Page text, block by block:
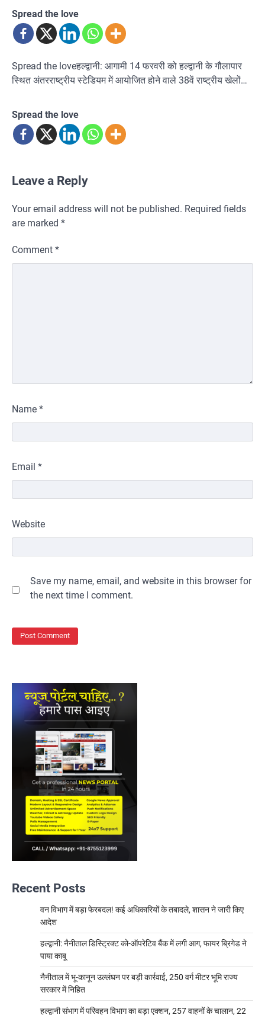
Spread the love
Spread the loveहल्द्वानी: आगामी 14 फरवरी को हल्द्वानी के गौलापार
स्थित अंतरराष्ट्रीय स्टेडियम में आयोजित होने वाले 38वें राष्ट्रीय खेलों…
Spread the love
Leave a Reply
Your email address will not be published. Required fields
are marked *
Comment *
Name *
Email *
Website
Save my name, email, and website in this browser for
the next time I comment.
Recent Posts
वन विभाग में बड़ा फेरबदल! कई अधिकारियों के तबादले, शासन ने जारी किए
आदेश
हल्द्वानी: नैनीताल डिस्ट्रिक्ट को-ऑपरेटिव बैंक में लगी आग, फायर ब्रिगेड ने
पाया काबू
नैनीताल में भू-कानून उल्लंघन पर बड़ी कार्रवाई, 250 वर्ग मीटर भूमि राज्य
सरकार में निहित
हल्द्वानी संभाग में परिवहन विभाग का बड़ा एक्शन, 257 वाहनों के चालान, 22